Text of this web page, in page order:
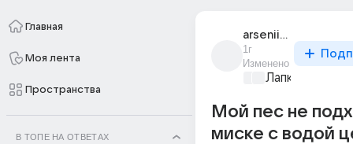
Главная
Моя лента
Пространства
В ТОПЕ НА ОТВЕТАХ
arsenii_gaponov_1
1г
Изменено
Лапки и
Мой пес не
миске с водой